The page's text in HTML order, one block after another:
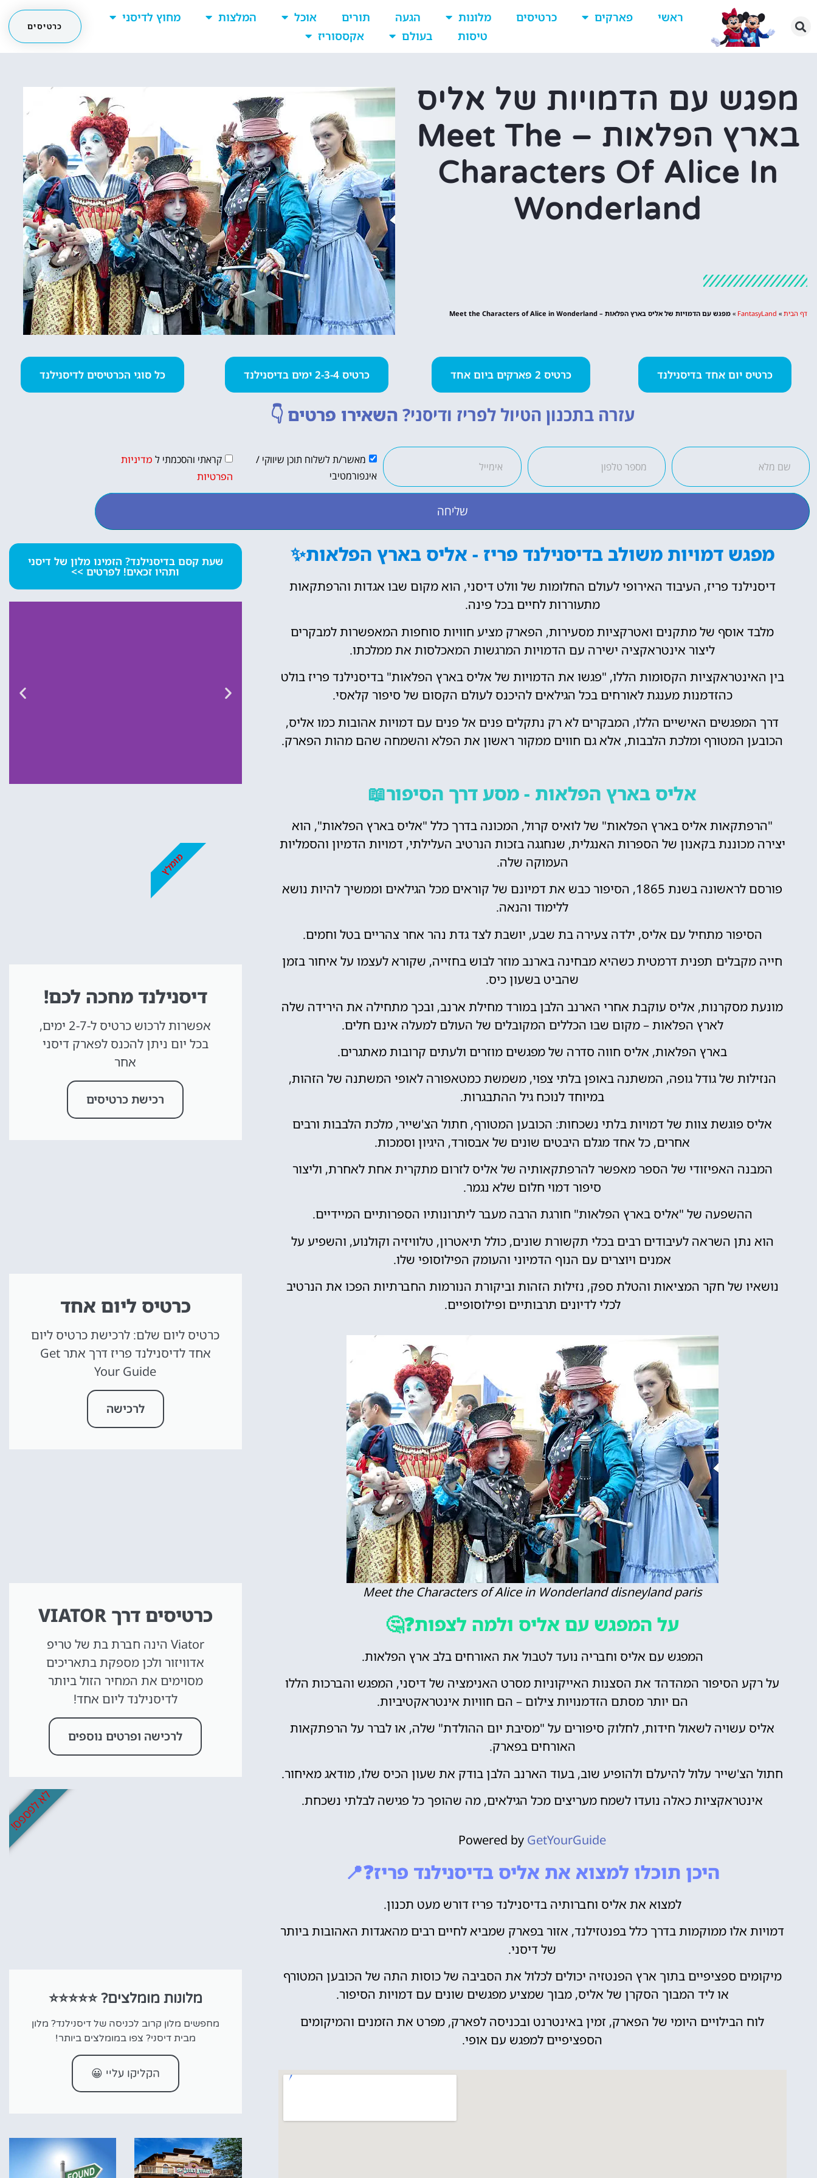
ראשי פארקים כרטיסים מלונות הגעה תורים אוכל המלצות
מחוץ לדיסני
טיסות
בעולם אקססוריז
כרטיסים
מפגש עם הדמויות של אליס
בארץ הפלאות – Meet The
Characters Of Alice In
Wonderland
דף הבית »
FantasyLand
» מפגש עם הדמויות של אליס בארץ הפלאות – Meet the Characters of Alice in Wonderland
כרטיס יום אחד בדיסנילנד כרטיס 2 פארקים ביום אחד כרטיס 2-3-4 ימים בדיסנילנד כל סוגי הכרטיסים לדיסנילנד
עזרה בתכנון הטיול לפריז ודיסני? השאירו פרטים 👇
מאשר/ת לשלוח תוכן שיווקי /
אינפורמטיבי
קראתי והסכמתי ל מדיניות
הפרטיות
שליחה
מפגש דמויות משולב בדיסנילנד פריז - אליס בארץ הפלאות✨
דיסנילנד פריז, העיבוד האירופי לעולם החלומות של וולט דיסני, הוא מקום שבו אגדות והרפתקאות
מתעוררות לחיים בכל פינה.
מלבד אוסף של מתקנים ואטרקציות מסעירות, הפארק מציע חוויות סוחפות המאפשרות למבקרים
ליצור אינטראקציה ישירה עם הדמויות המרגשות המאכלסות את ממלכתו.
בין האינטראקציות הקסומות הללו, "פגשו את הדמויות של אליס בארץ הפלאות" בדיסנילנד פריז בולט
כהזדמנות מענגת לאורחים בכל הגילאים להיכנס לעולם הקסום של סיפור קלאסי.
דרך המפגשים האישיים הללו, המבקרים לא רק נתקלים פנים אל פנים עם דמויות אהובות כמו אליס,
הכובען המטורף ומלכת הלבבות, אלא גם חווים ממקור ראשון את הפלא והשמחה שהם מהות הפארק.
אליס בארץ הפלאות - מסע דרך הסיפור📖
"הרפתקאות אליס בארץ הפלאות" של לואיס קרול, המכונה בדרך כלל "אליס בארץ הפלאות", הוא
יצירה מכוננת בקאנון של הספרות האנגלית, שנחגגה בזכות הנרטיב העלילתי, דמויות הדמיון והסמליות
העמוקה שלה.
פורסם לראשונה בשנת 1865, הסיפור כבש את דמיונם של קוראים מכל הגילאים וממשיך להיות נושא
ללימוד והנאה.
הסיפור מתחיל עם אליס, ילדה צעירה בת שבע, יושבת לצד גדת נהר אחר צהריים בטל וחמים.
חייה מקבלים תפנית דרמטית כשהיא מבחינה בארנב מוזר לבוש בחזייה, שקורא לעצמו על איחור בזמן
שהביט בשעון כיס.
מונעת מסקרנות, אליס עוקבת אחרי הארנב הלבן במורד מחילת ארנב, ובכך מתחילה את הירידה שלה
לארץ הפלאות – מקום שבו הכללים המקובלים של העולם למעלה אינם חלים.
בארץ הפלאות, אליס חווה סדרה של מפגשים מוזרים ולעתים קרובות מאתגרים.
הנזילות של גודל גופה, המשתנה באופן בלתי צפוי, משמשת כמטאפורה לאופי המשתנה של הזהות,
במיוחד לנוכח גיל ההתבגרות.
אליס פוגשת צוות של דמויות בלתי נשכחות: הכובען המטורף, חתול הצ'שייר, מלכת הלבבות ורבים
אחרים, כל אחד מגלם היבטים שונים של אבסורד, היגיון וסמכות.
המבנה האפיזודי של הספר מאפשר להרפתקאותיה של אליס לזרום מתקרית אחת לאחרת, וליצור
סיפור דמוי חלום שלא נגמר.
ההשפעה של "אליס בארץ הפלאות" חורגת הרבה מעבר ליתרונותיו הספרותיים המיידיים.
הוא נתן השראה לעיבודים רבים בכלי תקשורת שונים, כולל תיאטרון, טלוויזיה וקולנוע, והשפיע על
אמנים ויוצרים עם הנוף הדמיוני והעומק הפילוסופי שלו.
נושאיו של חקר המציאות והטלת ספק, נזילות הזהות וביקורת הנורמות החברתיות הפכו את הנרטיב
לכלי לדיונים תרבותיים ופילוסופיים.
Meet the Characters of Alice in Wonderland disneyland paris
על המפגש עם אליס ולמה לצפות❓🤔
המפגש עם אליס וחבריה נועד לטבול את האורחים בלב ארץ הפלאות.
על רקע הסיפור המהדהד את הסצנות האייקוניות מסרט האנימציה של דיסני, המפגש והברכות הללו
הם יותר מסתם הזדמנויות צילום – הם חוויות אינטראקטיביות.
אליס עשויה לשאול חידות, לחלוק סיפורים על "מסיבת יום ההולדת" שלה, או לברר על הרפתקאות
האורחים בפארק.
חתול הצ'שייר עלול להיעלם ולהופיע שוב, בעוד הארנב הלבן בודק את שעון הכיס שלו, מודאג מאיחור.
אינטראקציות כאלה נועדו לשמח מעריצים מכל הגילאים, מה שהופך כל פגישה לבלתי נשכחת.
Powered by GetYourGuide
היכן תוכלו למצוא את אליס בדיסנילנד פריז❓📍
למצוא את אליס וחברותיה בדיסנילנד פריז דורש מעט תכנון.
דמויות אלו ממוקמות בדרך כלל בפנטזילנד, אזור בפארק שמביא לחיים רבים מהאגדות האהובות ביותר
של דיסני.
מיקומים ספציפיים בתוך ארץ הפנטזיה יכולים לכלול את הסביבה של כוסות התה של הכובען המטורף
או ליד המבוך הסקרן של אליס, מבוך שמציע מפגשים שונים עם דמויות הסיפור.
לוח הבילויים היומי של הפארק, זמין באינטרנט ובכניסה לפארק, מפרט את הזמנים והמיקומים
הספציפיים למפגש עם אופי.
שעת קסם בדיסנילנד? הזמינו מלון של דיסני
ותהיו זכאים! לפרטים >>
מומלץ לקנות כרטיס
דיסנילנד מחכה לכם!
אפשרות לרכוש כרטיס ל-2-7 ימים,
בכל יום ניתן להכנס לפארק דיסני
אחר
רכישת כרטיסים
מומלץ
כרטיס ליום אחד
כרטיס ליום שלם: לרכישת כרטיס ליום
אחד לדיסנילנד פריז דרך אתר Get
Your Guide
לרכישה
כרטיסים דרך VIATOR
Viator הינה חברת בת של טריפ
אדוויזור ולכן מספקת בתאריכים
מסוימים את המחיר הזול ביותר
לדיסנילנד ליום אחד!
לרכישה ופרטים נוספים
מלונות מומלצים? ⭐⭐⭐⭐⭐
מחפשים מלון קרוב לכניסה של דיסנילנד? מלון
מבית דיסני? צפו במומלצים ביותר!
הקליקו עליי 😀
לא לפספס!